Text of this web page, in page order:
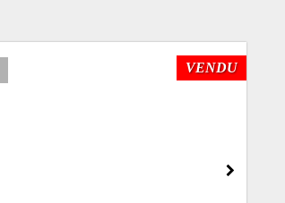
VENDU